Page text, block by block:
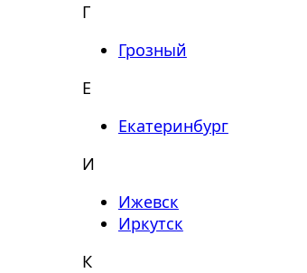
Г
Грозный
Е
Екатеринбург
И
Ижевск
Иркутск
К